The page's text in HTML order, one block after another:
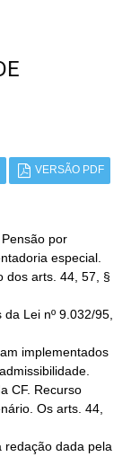
VERSÃO PDF
por